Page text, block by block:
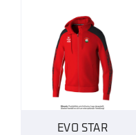
EVO STAR